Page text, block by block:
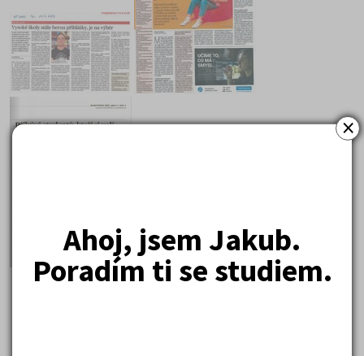
×
Ahoj, jsem Jakub.
Poradím ti se studiem.